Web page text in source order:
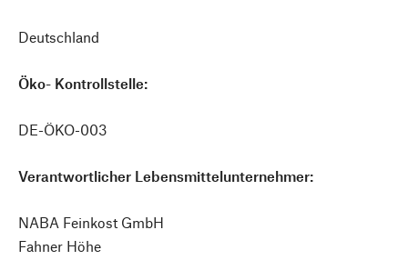
Deutschland
Öko- Kontrollstelle:
DE-ÖKO-003
Verantwortlicher Lebensmittelunternehmer:
NABA Feinkost GmbH
Fahner Höhe